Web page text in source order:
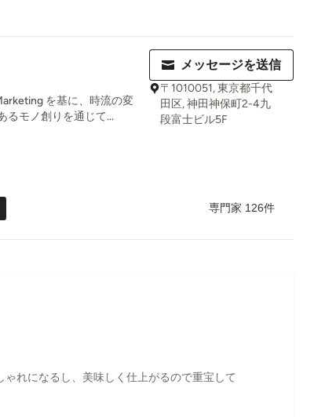
を基に、時流の変
るモノ創りを通じて...
メッセージを送信
〒1010051, 東京都千代
田区, 神田神保町2-4九
段富士ビル5F
専門家 126件
れになるし、美味しく仕上がるので重宝して